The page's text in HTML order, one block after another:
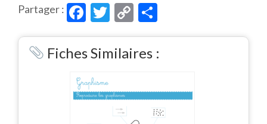
Partager : Facebook
Twitter
Copy
Link
Fiches Similaires :